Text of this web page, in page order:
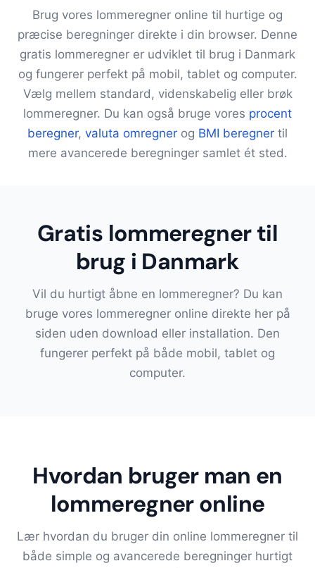
Brug vores lommeregner online til hurtige og
præcise beregninger direkte i din browser. Denne
gratis lommeregner er udviklet til brug i Danmark
og fungerer perfekt på mobil, tablet og computer.
Vælg mellem standard, videnskabelig eller brøk
lommeregner. Du kan også bruge vores procent
beregner, valuta omregner og BMI beregner til
mere avancerede beregninger samlet ét sted.
Gratis lommeregner til
brug i Danmark
Vil du hurtigt åbne en lommeregner? Du kan
bruge vores lommeregner online direkte her på
siden uden download eller installation. Den
fungerer perfekt på både mobil, tablet og
computer.
Hvordan bruger man en
lommeregner online
Lær hvordan du bruger din online lommeregner til
både simple og avancerede beregninger hurtigt